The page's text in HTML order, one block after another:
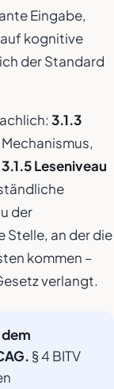
Eingabe,
kognitive
der Standard
3.1.3
3.1.5 Leseniveau
der
Stelle, an der die
kommen –
verlangt.
§ 4 BITV